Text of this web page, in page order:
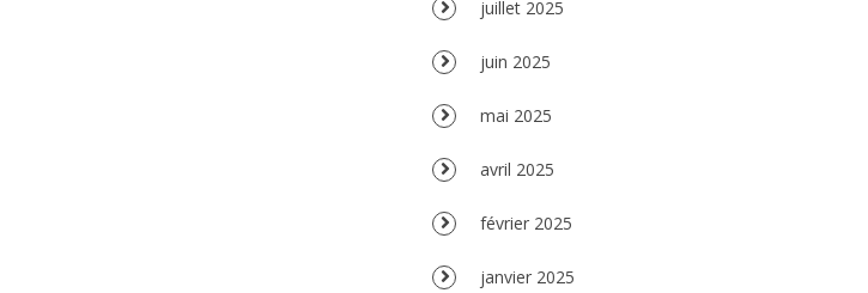
juillet 2025
juin 2025
mai 2025
avril 2025
février 2025
janvier 2025